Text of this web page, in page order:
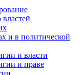
и в политической
и власти
и праве